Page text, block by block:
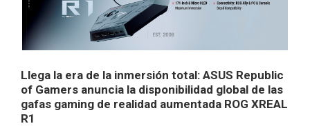
Llega la era de la inmersión total: ASUS Republic
of Gamers anuncia la disponibilidad global de las
gafas gaming de realidad aumentada ROG XREAL
R1